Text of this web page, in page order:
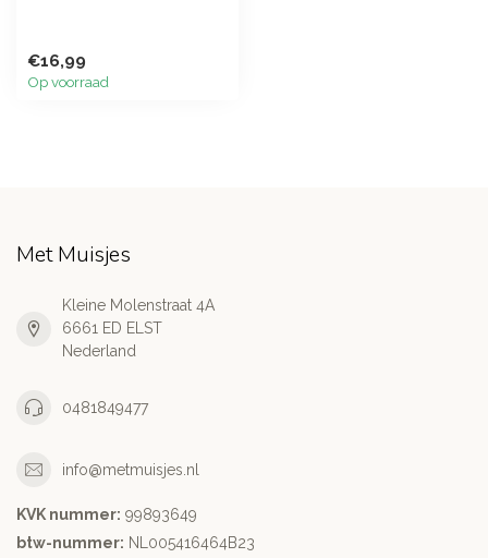
€16,99
Op voorraad
Met Muisjes
Kleine Molenstraat 4A
6661 ED ELST
Nederland
0481849477
info@metmuisjes.nl
KVK nummer: 99893649
btw-nummer: NL005416464B23